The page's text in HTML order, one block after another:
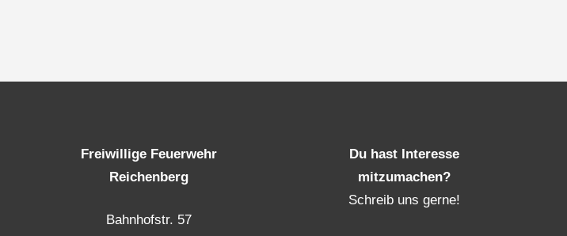
Freiwillige Feuerwehr
Reichenberg
Bahnhofstr. 57
Du hast Interesse
mitzumachen?
Schreib uns gerne!